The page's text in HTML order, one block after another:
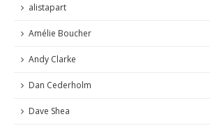
alistapart
Amélie Boucher
Andy Clarke
Dan Cederholm
Dave Shea